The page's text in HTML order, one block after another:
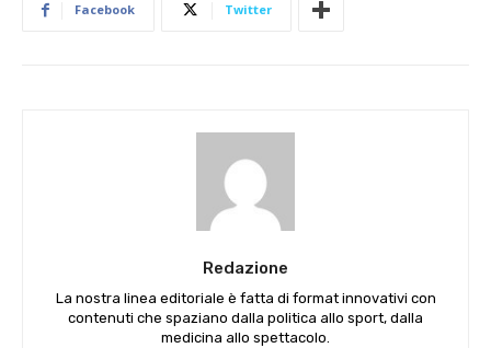
Facebook Twitter
Redazione
La nostra linea editoriale è fatta di format innovativi con
contenuti che spaziano dalla politica allo sport, dalla
medicina allo spettacolo.